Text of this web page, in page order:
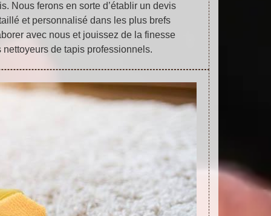
Nous ferons en sorte d’établir un devis
et personnalisé dans les plus brefs
avec nous et jouissez de la finesse
de tapis professionnels.